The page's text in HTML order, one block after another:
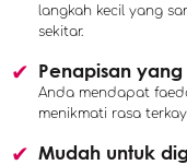
langkah kecil yang
sekitar.
Penapisan
Anda mendapat
menikmati rasa
Mudah untuk